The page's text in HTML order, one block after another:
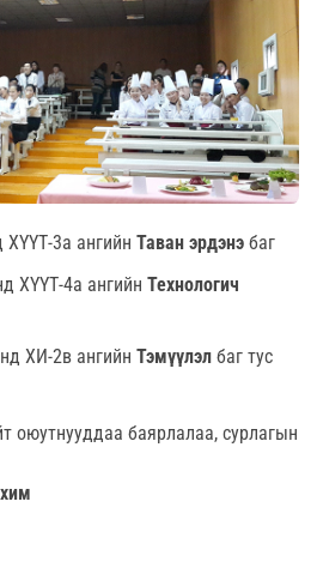
ХҮҮТ-3а ангийн Таван эрдэнэ баг
ХҮҮТ-4а ангийн Технологич
ХИ-2в ангийн Тэмүүлэл баг тус
оюутнууддаа баярлалаа, сурлагын